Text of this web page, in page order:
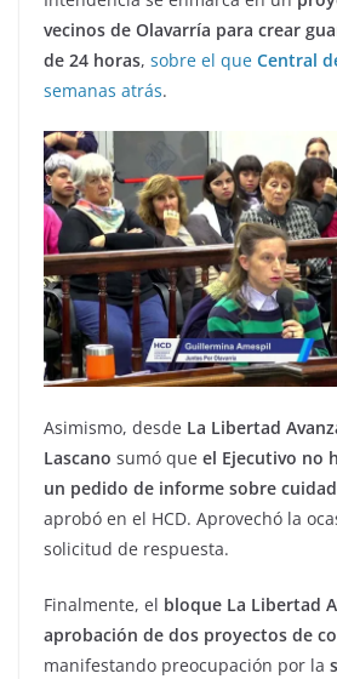
vecinos de Olavarría para crear
de 24 horas, sobre el que Central
semanas atrás.
Asimismo, desde La Libertad
Lascano sumó que el Ejecutivo no
un pedido de informe sobre
aprobó en el HCD. Aprovechó la
solicitud de respuesta.
Finalmente, el bloque La Libertad
aprobación de dos proyectos de
manifestando preocupación por la